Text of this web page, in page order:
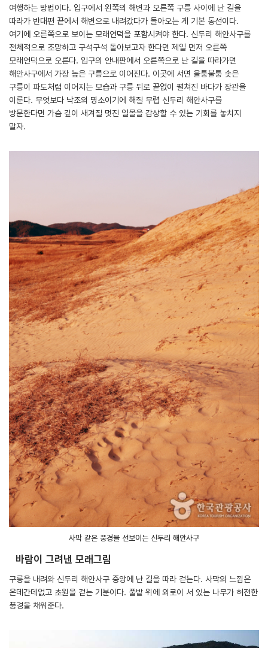
여행하는 방법이다. 입구에서 왼쪽의 해변과 오른쪽 구릉 사이에 난 길을
따라가 반대편 끝에서 해변으로 내려갔다가 돌아오는 게 기본 동선이다.
여기에 오른쪽으로 보이는 모래언덕을 포함시켜야 한다. 신두리 해안사구를
전체적으로 조망하고 구석구석 돌아보고자 한다면 제일 먼저 오른쪽
모래언덕으로 오른다. 입구의 안내판에서 오른쪽으로 난 길을 따라가면
해안사구에서 가장 높은 구릉으로 이어진다. 이곳에 서면 울퉁불퉁 솟은
구릉이 파도처럼 이어지는 모습과 구릉 뒤로 끝없이 펼쳐진 바다가 장관을
이룬다. 무엇보다 낙조의 명소이기에 해질 무렵 신두리 해안사구를
방문한다면 가슴 깊이 새겨질 멋진 일몰을 감상할 수 있는 기회를 놓치지
말자.
사막 같은 풍경을 선보이는 신두리 해안사구
바람이 그려낸 모래그림
구릉을 내려와 신두리 해안사구 중앙에 난 길을 따라 걷는다. 사막의 느낌은
온데간데없고 초원을 걷는 기분이다. 풀밭 위에 외로이 서 있는 나무가 허전한
풍경을 채워준다.